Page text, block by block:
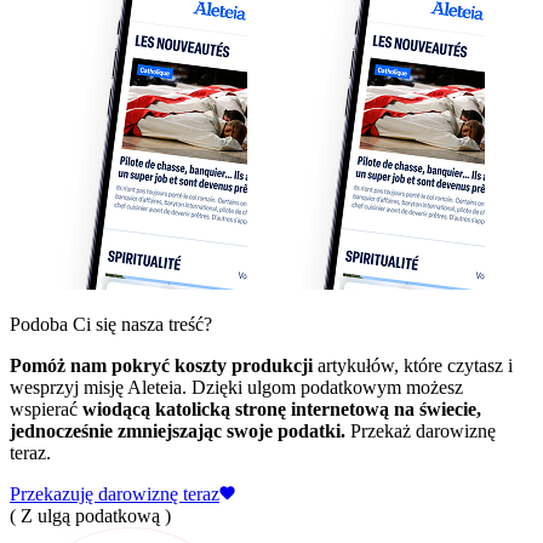
Podoba Ci się nasza treść?
Pomóż nam pokryć koszty produkcji artykułów, które czytasz i
wesprzyj misję Aleteia. Dzięki ulgom podatkowym możesz
wspierać wiodącą katolicką stronę internetową na świecie,
jednocześnie zmniejszając swoje podatki. Przekaż darowiznę
teraz.
Przekazuję darowiznę teraz
( Z ulgą podatkową )